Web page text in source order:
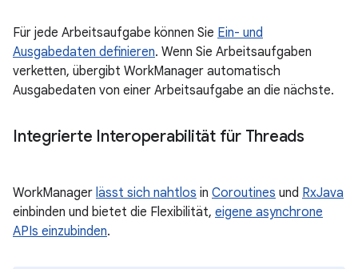
Für jede Arbeitsaufgabe können Sie Ein- und
Ausgabedaten definieren. Wenn Sie Arbeitsaufgaben
verketten, übergibt WorkManager automatisch
Ausgabedaten von einer Arbeitsaufgabe an die nächste.
Integrierte Interoperabilität für Threads
WorkManager lässt sich nahtlos in Coroutines und RxJava
einbinden und bietet die Flexibilität, eigene asynchrone
APIs einzubinden.